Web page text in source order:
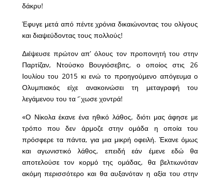
δάκρυ!
Έφυγε μετά από πέντε χρόνια δικαιώνοντας του ολίγους
και διαψεύδοντας τους πολλούς!
Διέψευσε πρώτον απ’ όλους τον προπονητή του στην
Παρτίζαν, Ντούσκο Βουγιόσεβιτς, ο οποίος στις 26
Ιουλίου του 2015 κι ενώ το προηγούμενο απόγευμα ο
Ολυμπιακός είχε ανακοινώσει τη μεταγραφή του
λεγάμενου του τα ‘΄χωσε χοντρά!
«Ο Νίκολα έκανε ένα ηθικό λάθος, διότι μας άφησε με
τρόπο που δεν άρμοζε στην ομάδα η οποία του
πρόσφερε τα πάντα, για μια μικρή οφειλή. Έκανε όμως
και αγωνιστικό λάθος, επειδή εάν έμενε εδώ θα
αποτελούσε τον κορμό της ομάδας, θα βελτιωνόταν
ακόμη περισσότερο και θα αυξανόταν η αξία του στην